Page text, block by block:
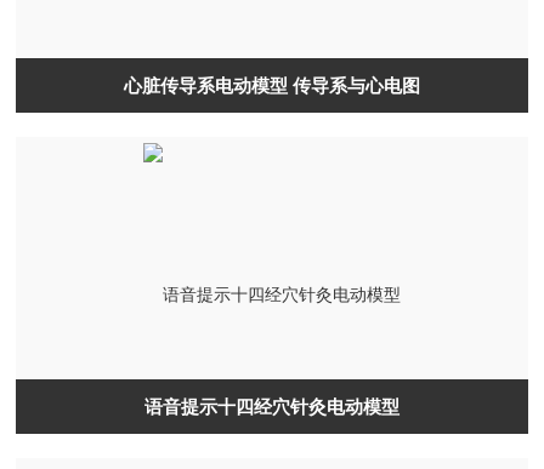
心脏传导系电动模型 传导系与心电图
语音提示十四经穴针灸电动模型